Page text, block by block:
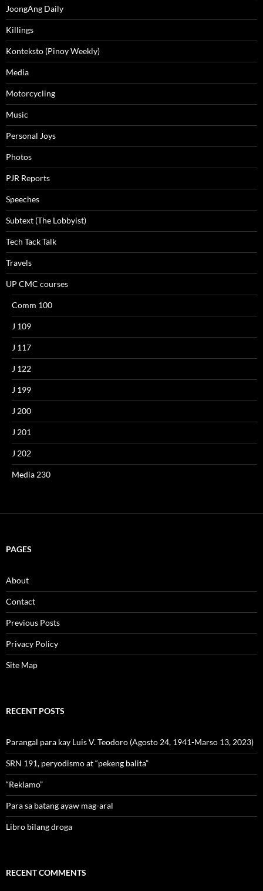
JoongAng Daily
Killings
Konteksto (Pinoy Weekly)
Media
Motorcycling
Music
Personal Joys
Photos
PJR Reports
Speeches
Subtext (The Lobbyist)
Tech Tack Talk
Travels
UP CMC courses
Comm 100
J 109
J 117
J 122
J 199
J 200
J 201
J 202
Media 230
PAGES
About
Contact
Previous Posts
Privacy Policy
Site Map
RECENT POSTS
Parangal para kay Luis V. Teodoro (Agosto 24, 1941-Marso 13, 2023)
SRN 191, peryodismo at “pekeng balita”
“Reklamo”
Para sa batang ayaw mag-aral
Libro bilang droga
RECENT COMMENTS